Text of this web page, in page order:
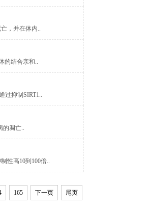
，并在体内..
的结合亲和..
过抑制SIRT1..
的凋亡..
性高10到100倍..
165 下一页 尾页